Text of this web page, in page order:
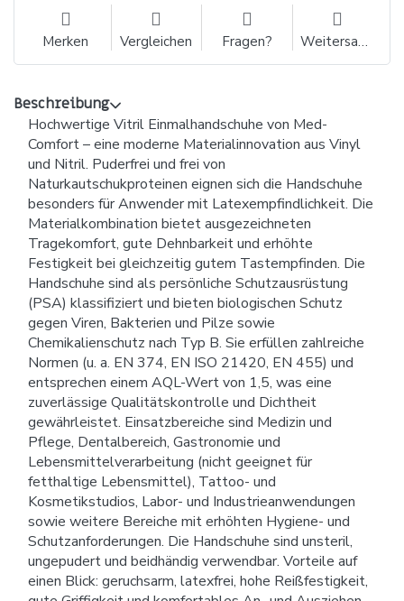
Merken Vergleichen Fragen? Weitersagen
Beschreibung
Hochwertige Vitril Einmalhandschuhe von Med-
Comfort – eine moderne Materialinnovation aus Vinyl
und Nitril. Puderfrei und frei von
Naturkautschukproteinen eignen sich die Handschuhe
besonders für Anwender mit Latexempfindlichkeit. Die
Materialkombination bietet ausgezeichneten
Tragekomfort, gute Dehnbarkeit und erhöhte
Festigkeit bei gleichzeitig gutem Tastempfinden. Die
Handschuhe sind als persönliche Schutzausrüstung
(PSA) klassifiziert und bieten biologischen Schutz
gegen Viren, Bakterien und Pilze sowie
Chemikalienschutz nach Typ B. Sie erfüllen zahlreiche
Normen (u. a. EN 374, EN ISO 21420, EN 455) und
entsprechen einem AQL-Wert von 1,5, was eine
zuverlässige Qualitätskontrolle und Dichtheit
gewährleistet. Einsatzbereiche sind Medizin und
Pflege, Dentalbereich, Gastronomie und
Lebensmittelverarbeitung (nicht geeignet für
fetthaltige Lebensmittel), Tattoo- und
Kosmetikstudios, Labor- und Industrieanwendungen
sowie weitere Bereiche mit erhöhten Hygiene- und
Schutzanforderungen. Die Handschuhe sind unsteril,
ungepudert und beidhändig verwendbar. Vorteile auf
einen Blick: geruchsarm, latexfrei, hohe Reißfestigkeit,